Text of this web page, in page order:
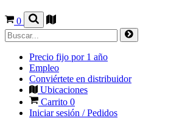
0
Precio fijo por 1 año
Empleo
Conviértete en distribuidor
Ubicaciones
Carrito 0
Iniciar sesión / Pedidos